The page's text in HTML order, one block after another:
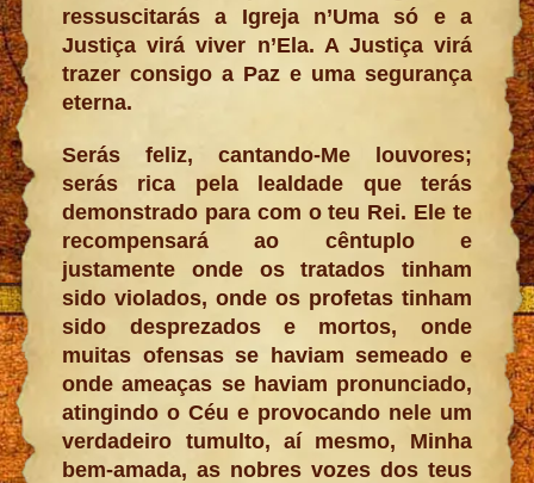
ressuscitarás a Igreja n’Uma só e a
Justiça virá viver n’Ela. A Justiça virá
trazer consigo a Paz e uma segurança
eterna.
Serás feliz, cantando-Me louvores;
serás rica pela lealdade que terás
demonstrado para com o teu Rei. Ele te
recompensará ao cêntuplo e
justamente onde os tratados tinham
sido violados, onde os profetas tinham
sido desprezados e mortos, onde
muitas ofensas se haviam semeado e
onde ameaças se haviam pronunciado,
atingindo o Céu e provocando nele um
verdadeiro tumulto, aí mesmo, Minha
bem-amada, as nobres vozes dos teus